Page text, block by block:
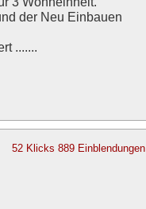
der Neu Einbauen
.......
52 Klicks 889 Einblendungen